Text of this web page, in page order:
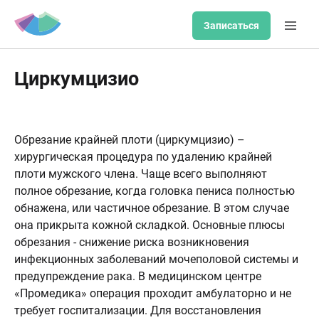
Записаться
Циркумцизио
Обрезание крайней плоти (циркумцизио) –
хирургическая процедура по удалению крайней
плоти мужского члена. Чаще всего выполняют
полное обрезание, когда головка пениса полностью
обнажена, или частичное обрезание. В этом случае
она прикрыта кожной складкой. Основные плюсы
обрезания - снижение риска возникновения
инфекционных заболеваний мочеполовой системы и
предупреждение рака. В медицинском центре
«Промедика» операция проходит амбулаторно и не
требует госпитализации. Для восстановления